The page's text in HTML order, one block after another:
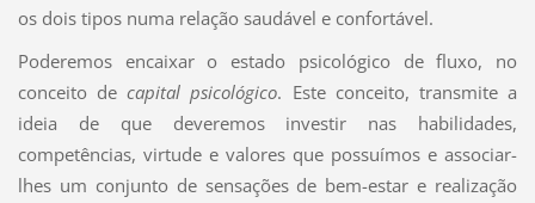
os dois tipos numa relação saudável e confortável.
Poderemos encaixar o estado psicológico de fluxo, no
conceito decapital psicológico. Este conceito, transmite a
ideia de que deveremos investir nas habilidades,
competências, virtude e valores que possuímos e associar-
lhes um conjunto de sensações de bem-estar e realização